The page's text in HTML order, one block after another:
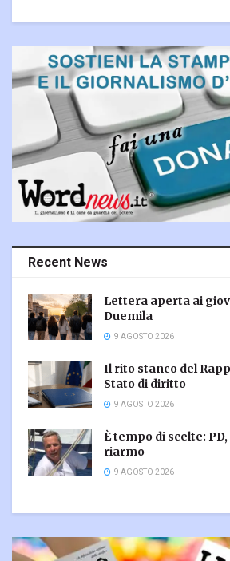
Recent News
Lettera aperta ai
Duemila
9 AGOSTO 2026
Il rito stanco del
Stato di diritto
9 AGOSTO 2026
È tempo di scelte:
riarmo
9 AGOSTO 2026